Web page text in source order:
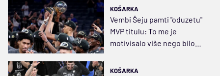
KOŠARKA
Vembi Šeju pamti "oduzetu"
MVP titulu: To me je
motivisalo više nego bilo
pozovem Grega
KOŠARKA